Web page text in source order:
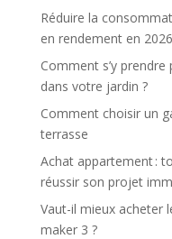
Réduire la
en rendement en 2026
Comment s’y
dans votre jardin ?
Comment choisir un
terrasse
Achat appartement :
réussir son projet
Vaut-il mieux acheter
maker 3 ?